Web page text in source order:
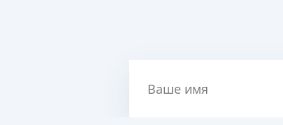
Ваше имя